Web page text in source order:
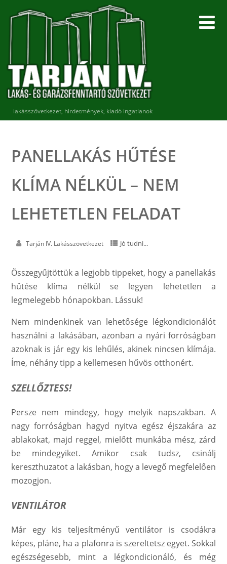
lakásszövetkezet, hirdetmények, kiadó ingatlanok
PANELLAKÁS HŰTÉSE
KLÍMA NÉLKÜL – NEM
LEHETETLEN FELADAT
Tarján IV. Lakásszövetkezet Jó tudni...
Összegyűjtöttük a legjobb tippeket, hogy a panellakás
hűtése klíma nélkül se legyen lehetetlen a
legmelegebb hónapokban. Lássuk!
Nem mindenkinek van lehetősége légkondicionálót
használni a lakásában, azonban a nyári forróságban
azoknak is jár egy kis lehűlés, akinek nincsen klímája.
Íme, néhány tipp a kellemesen hűvös otthonért.
SZELLŐZTESS!
Persze nem mindegy, hogy melyik napszakban. A
nagy forróságban hagyd nyitva egész éjszakára az
ablakokat, majd reggel, mielőtt munkába mész, zárd
be mindegyiket. Amikor csak tudsz, csinálj
kereszthuzatot a lakásban, hogy a levegő megfelelően
mozogjon.
VENTILÁTOR
Már egy kis teljesítményű ventilátor is csodákra
képes, pláne, ha a plafonra is szereltetsz egyet. Sokkal
egészségesebb, mint a légkondicionáló, és még